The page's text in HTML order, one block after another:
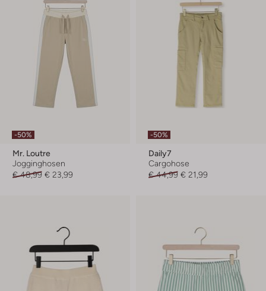
-50%
Mr. Loutre
Jogginghosen
€ 48,99 € 23,99
-50%
Daily7
Cargohose
€ 44,99 € 21,99